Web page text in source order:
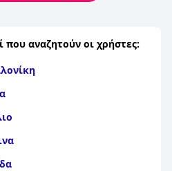
που αναζητούν οι χρήστες: